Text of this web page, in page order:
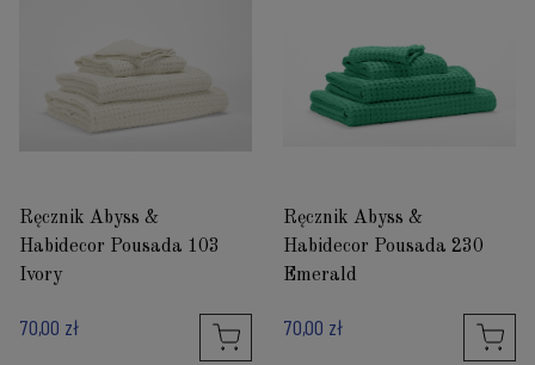
Ręcznik Abyss &
Habidecor Pousada 103
Ivory
70,00 zł
Ręcznik Abyss &
Habidecor Pousada 230
Emerald
70,00 zł